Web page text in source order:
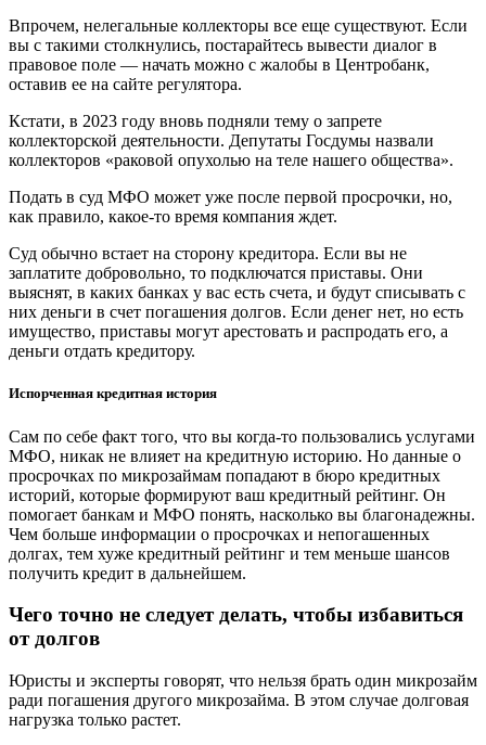
Впрочем, нелегальные коллекторы все еще существуют. Если
вы с такими столкнулись, постарайтесь вывести диалог в
правовое поле — начать можно с жалобы в Центробанк,
оставив ее на сайте регулятора.
Кстати, в 2023 году вновь подняли тему о запрете
коллекторской деятельности. Депутаты Госдумы назвали
коллекторов «раковой опухолью на теле нашего общества».
Подать в суд МФО может уже после первой просрочки, но,
как правило, какое-то время компания ждет.
Суд обычно встает на сторону кредитора. Если вы не
заплатите добровольно, то подключатся приставы. Они
выяснят, в каких банках у вас есть счета, и будут списывать с
них деньги в счет погашения долгов. Если денег нет, но есть
имущество, приставы могут арестовать и распродать его, а
деньги отдать кредитору.
Испорченная кредитная история
Сам по себе факт того, что вы когда-то пользовались услугами
МФО, никак не влияет на кредитную историю. Но данные о
просрочках по микрозаймам попадают в бюро кредитных
историй, которые формируют ваш кредитный рейтинг. Он
помогает банкам и МФО понять, насколько вы благонадежны.
Чем больше информации о просрочках и непогашенных
долгах, тем хуже кредитный рейтинг и тем меньше шансов
получить кредит в дальнейшем.
Чего точно не следует делать, чтобы избавиться
от долгов
Юристы и эксперты говорят, что нельзя брать один микрозайм
ради погашения другого микрозайма. В этом случае долговая
нагрузка только растет.